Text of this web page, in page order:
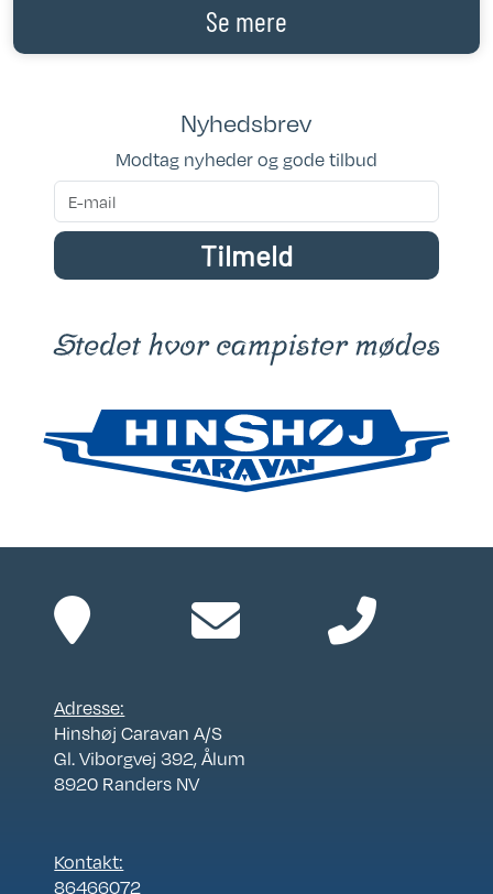
Se mere
Nyhedsbrev
Modtag nyheder og gode tilbud
Tilmeld
Adresse:
Hinshøj Caravan A/S
Gl. Viborgvej 392, Ålum
8920 Randers NV
Kontakt:
86466072